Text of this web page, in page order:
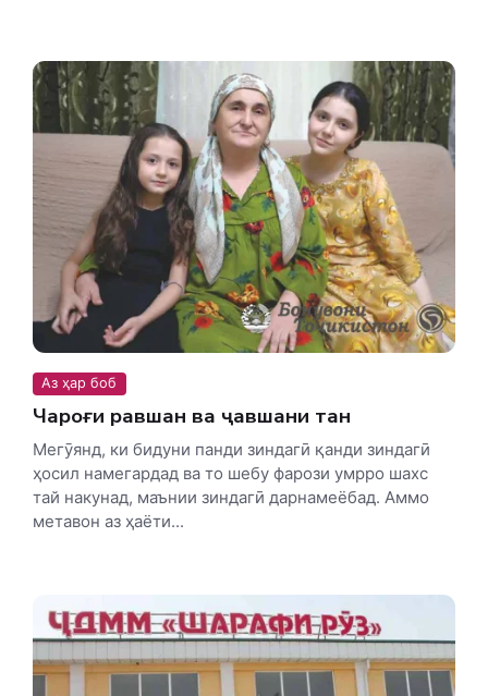
Аз ҳар боб
Чароғи равшан ва ҷавшани тан
Мегӯянд, ки бидуни панди зиндагӣ қанди зиндагӣ
ҳосил намегардад ва то шебу фарози умрро шахс
тай накунад, маънии зиндагӣ дарнамеёбад. Аммо
метавон аз ҳаёти...